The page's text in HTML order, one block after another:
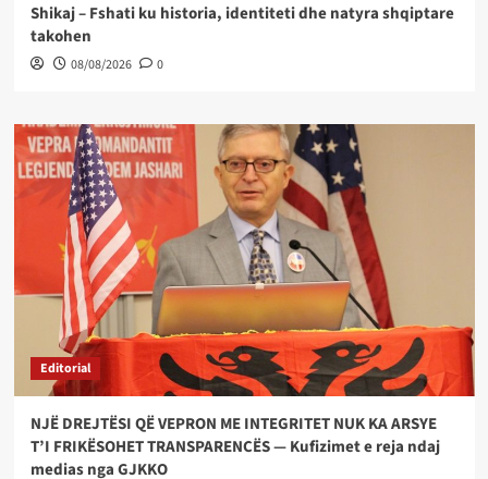
Shikaj – Fshati ku historia, identiteti dhe natyra shqiptare
takohen
08/08/2026 0
Editorial
NJË DREJTËSI QË VEPRON ME INTEGRITET NUK KA ARSYE
T’I FRIKËSOHET TRANSPARENCËS — Kufizimet e reja ndaj
medias nga GJKKO